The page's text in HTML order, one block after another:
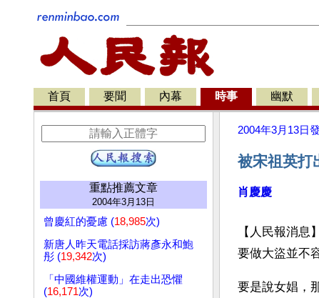
首頁 要聞 內幕 時事 幽默
重點推薦文章
2004年3月13日
曾慶紅的憂慮 (18,985次)
新唐人昨天電話採訪蔣彥永和鮑
彤 (19,342次)
「中國維權運動」在走出恐懼
(16,171次)
2004年3月13日
被宋祖英打
肖慶慶
【人民報消
要做大盜並不
要是說女娼，